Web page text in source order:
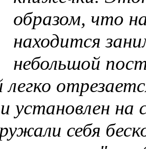
образом, что
находится
небольшой
легко
установлен
себя